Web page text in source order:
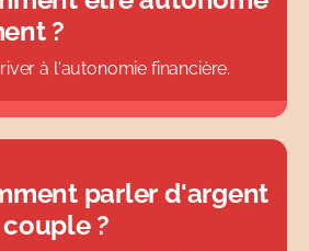
?
à l'autonomie financière.
parler d'argent
?